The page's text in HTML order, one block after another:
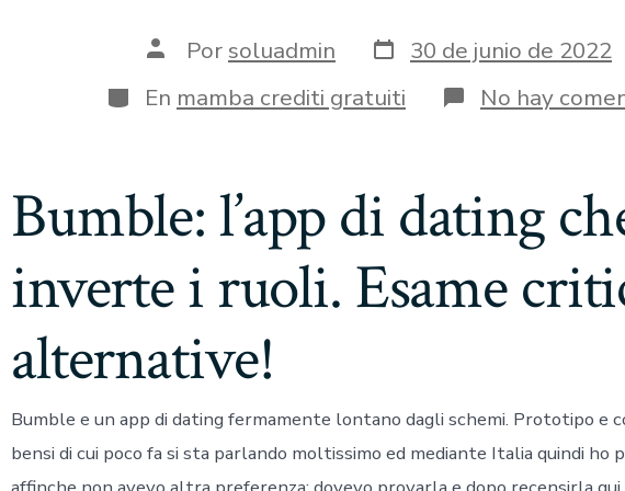
Autor
la
entrada
Por soluadmin Fecha
de
publicación
30 de junio de 2022
Categorías
En mamba crediti gratuiti No hay
Bumble: l’app di dating
inverte i ruoli. Esame
alternative!
Bumble e un app di dating fermamente lontano dagli schemi. Prototipo e
bensi di cui poco fa si sta parlando moltissimo ed mediante Italia quindi ho